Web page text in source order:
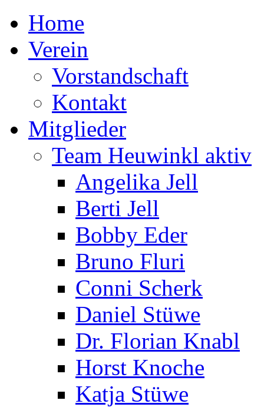
Home
Verein
Vorstandschaft
Kontakt
Mitglieder
Team Heuwinkl aktiv
Angelika Jell
Berti Jell
Bobby Eder
Bruno Fluri
Conni Scherk
Daniel Stüwe
Dr. Florian Knabl
Horst Knoche
Katja Stüwe